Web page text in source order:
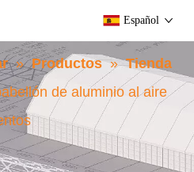
Español
» Productos » Tienda
de aluminio al aire